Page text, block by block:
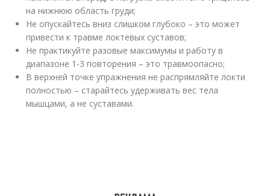
на нижнюю область груди;
Не опускайтесь вниз слишком глубоко – это может
привести к травме локтевых суставов;
Не практикуйте разовые максимумы и работу в
диапазоне 1-3 повторения – это травмоопасно;
В верхней точке упражнения не распрямляйте локти
полностью – старайтесь удерживать вес тела
мышцами, а не суставами.